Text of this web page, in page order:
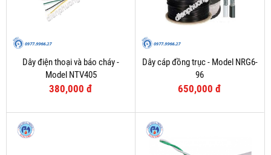
Dây điện thoại và báo cháy -
Model NTV405
380,000 đ
Dây cáp đồng trục - Model NRG6-
96
650,000 đ